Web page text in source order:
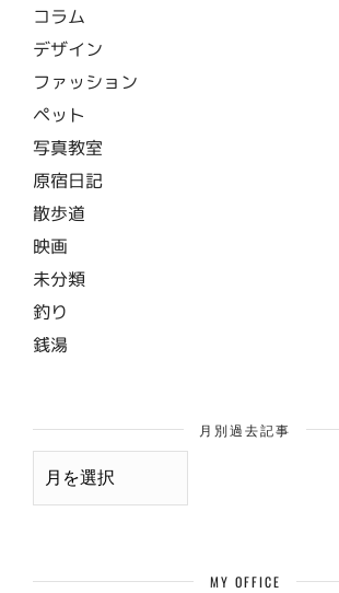
コラム
デザイン
ファッション
ペット
写真教室
原宿日記
散歩道
映画
未分類
釣り
銭湯
月別過去記事
月
MY OFFICE